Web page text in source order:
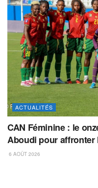
ACTUALITÉS
CAN Féminine : le
Aboudi pour affronter
6 AOÛT 2026